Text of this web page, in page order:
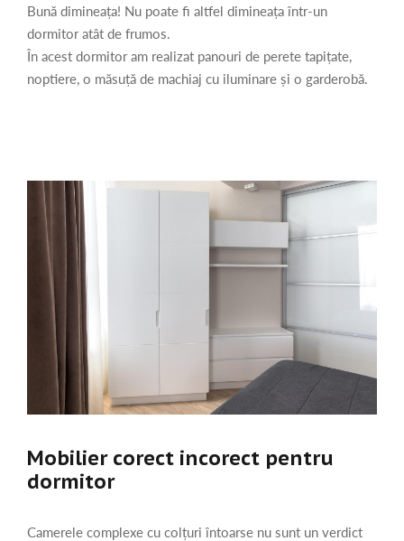
Bună dimineața! Nu poate fi altfel dimineața într-un
dormitor atât de frumos.
În acest dormitor am realizat panouri de perete tapițate,
noptiere, o măsuță de machiaj cu iluminare și o garderobă.
Mobilier corect incorect pentru
dormitor
Camerele complexe cu colțuri întoarse nu sunt un verdict